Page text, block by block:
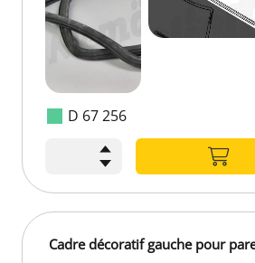
D 67 256
Cadre décoratif gauche pour